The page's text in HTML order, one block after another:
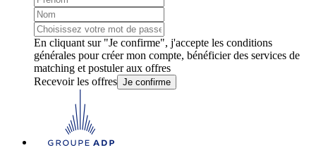
En cliquant sur "Je confirme", j'accepte les conditions
générales pour créer mon compte, bénéficier des services de
matching et postuler aux offres
Recevoir les offres Je confirme